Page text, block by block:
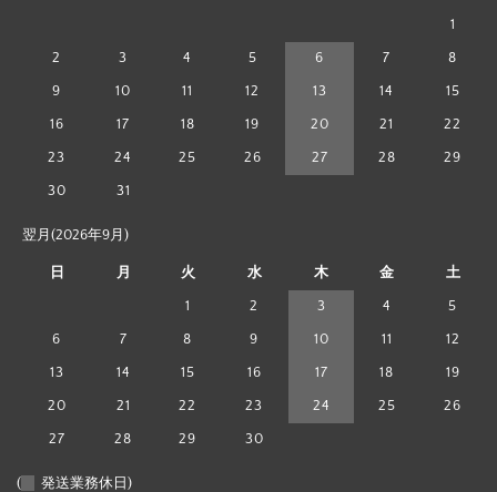
1
2 3 4 5 6 7 8
9 10 11 12 13 14 15
16 17 18 19 20 21 22
23 24 25 26 27 28 29
30 31
翌月(2026年9月)
日 月 火 水 木 金 土
1 2 3 4 5
6 7 8 9 10 11 12
13 14 15 16 17 18 19
20 21 22 23 24 25 26
27 28 29 30
( 発送業務休日)